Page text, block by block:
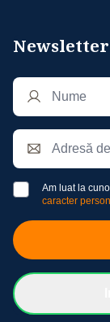
Newsletter
Am luat la
caracter